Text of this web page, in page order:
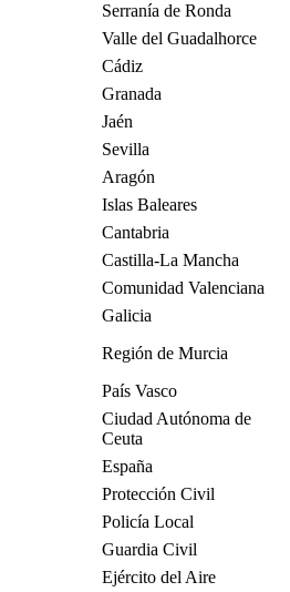
Serranía de Ronda
Valle del Guadalhorce
Cádiz
Granada
Jaén
Sevilla
Aragón
Islas Baleares
Cantabria
Castilla-La Mancha
Comunidad Valenciana
Galicia
Región de Murcia
País Vasco
Ciudad Autónoma de
Ceuta
España
Protección Civil
Policía Local
Guardia Civil
Ejército del Aire